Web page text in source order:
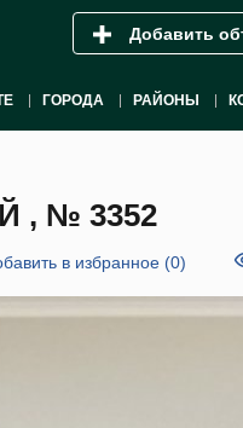
Добавить
ГОРОДА РАЙОНЫ
, № 3352
в избранное (0)